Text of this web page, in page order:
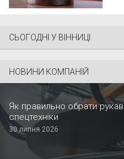
СЬОГОДНІ У ВІННИЦІ
НОВИНИ КОМПАНІЙ
Як правильно обрати
спецтехніки
30 липня 2026